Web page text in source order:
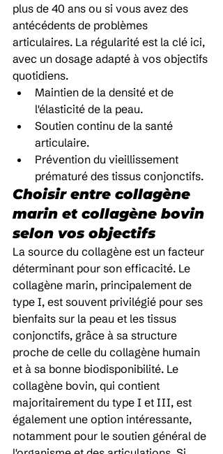
plus de 40 ans ou si vous avez des
antécédents de problèmes
articulaires. La régularité est la clé ici,
avec un dosage adapté à vos objectifs
quotidiens.
Maintien de la densité et de
l'élasticité de la peau.
Soutien continu de la santé
articulaire.
Prévention du vieillissement
prématuré des tissus conjonctifs.
Choisir entre collagène
marin et collagène bovin
selon vos objectifs
La source du collagène est un facteur
déterminant pour son efficacité. Le
collagène marin, principalement de
type I, est souvent privilégié pour ses
bienfaits sur la peau et les tissus
conjonctifs, grâce à sa structure
proche de celle du collagène humain
et à sa bonne biodisponibilité. Le
collagène bovin, qui contient
majoritairement du type I et III, est
également une option intéressante,
notamment pour le soutien général de